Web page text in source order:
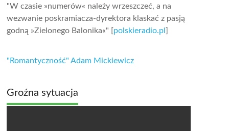
"W czasie »numerów« należy wrzeszczeć, a na
wezwanie poskramiacza-dyrektora klaskać z pasją
godną »Zielonego Balonika«" [ polskieradio.pl
"Romantyczność" Adam Mickiewicz
Groźna sytuacja